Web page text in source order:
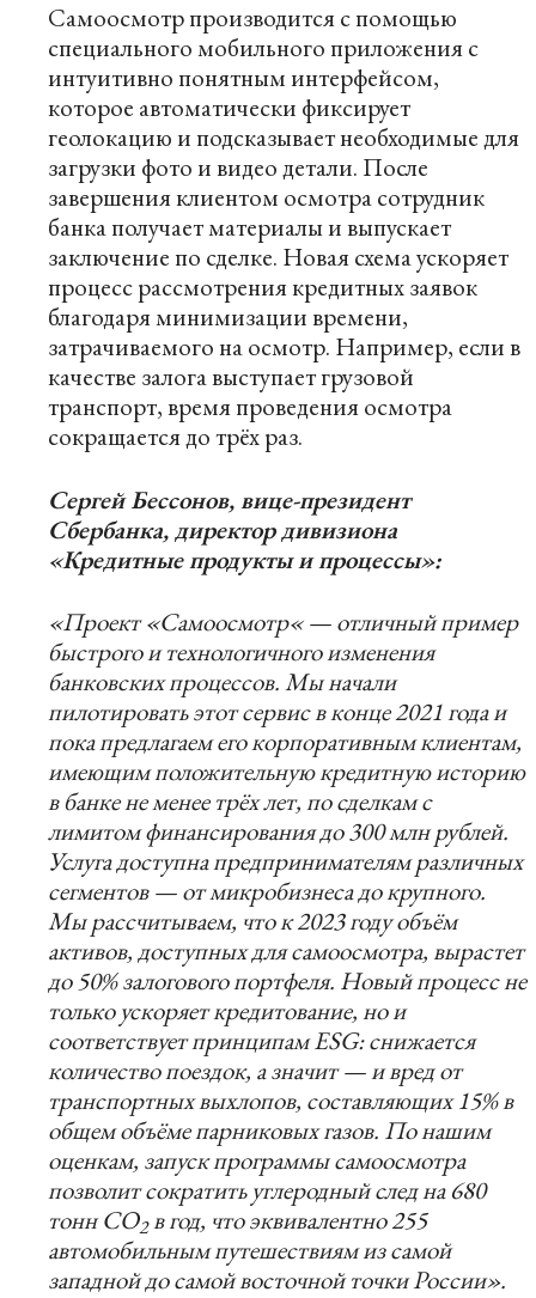
Самоосмотр производится с помощью
специального мобильного приложения с
интуитивно понятным интерфейсом,
которое автоматически фиксирует
геолокацию и подсказывает необходимые для
загрузки фото и видео детали. После
завершения клиентом осмотра сотрудник
банка получает материалы и выпускает
заключение по сделке. Новая схема ускоряет
процесс рассмотрения кредитных заявок
благодаря минимизации времени,
затрачиваемого на осмотр. Например, если в
качестве залога выступает грузовой
транспорт, время проведения осмотра
сокращается до трёх раз.
Сергей Бессонов, вице-президент
Сбербанка, директор дивизиона
«Кредитные продукты и процессы»:
«Проект«Самоосмотр«— отличный пример
быстрого и технологичного изменения
банковских процессов. Мы начали
пилотировать этот сервис в конце 2021 года и
пока предлагаем его корпоративным клиентам,
имеющим положительную кредитную историю
в банке не менее трёх лет, по сделкам с
лимитом финансирования до 300 млн рублей.
Услуга доступна предпринимателям различных
сегментов — от микробизнеса до крупного.
Мы рассчитываем, что к 2023 году объём
активов, доступных для самоосмотра, вырастет
до 50% залогового портфеля. Новый процесс не
только ускоряет кредитование, но и
соответствует принципам ESG: снижается
количество поездок, а значит — и вред от
транспортных выхлопов, составляющих 15% в
общем объёме парниковых газов. По нашим
оценкам, запуск программы самоосмотра
позволит сократить углеродный след на 680
тонн СО2в год, что эквивалентно 255
автомобильным путешествиям из самой
западной до самой восточной точки России».